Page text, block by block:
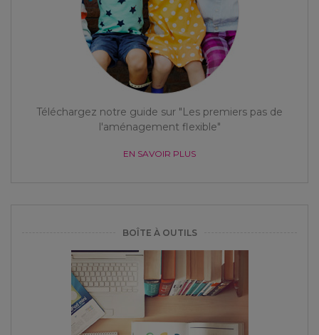
Téléchargez notre guide sur "Les premiers pas de
l'aménagement flexible"
EN SAVOIR PLUS
BOÎTE À OUTILS